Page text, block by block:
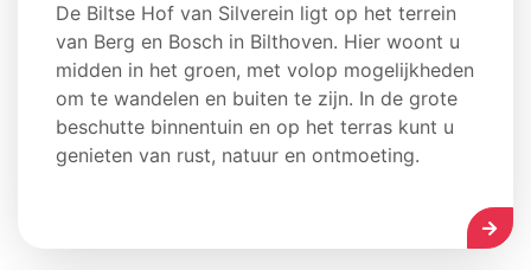
De Biltse Hof van Silverein ligt op het terrein
van Berg en Bosch in Bilthoven. Hier woont u
midden in het groen, met volop mogelijkheden
om te wandelen en buiten te zijn. In de grote
beschutte binnentuin en op het terras kunt u
genieten van rust, natuur en ontmoeting.